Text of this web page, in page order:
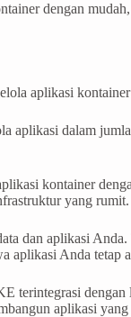
dengan
aplikasi
aplikasi dalam
kontainer
yang rumit.
dan aplikasi
aplikasi Anda tetap
terintegrasi dengan
aplikasi